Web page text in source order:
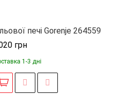
печі Gorenje 264559
грн
1-3 дні